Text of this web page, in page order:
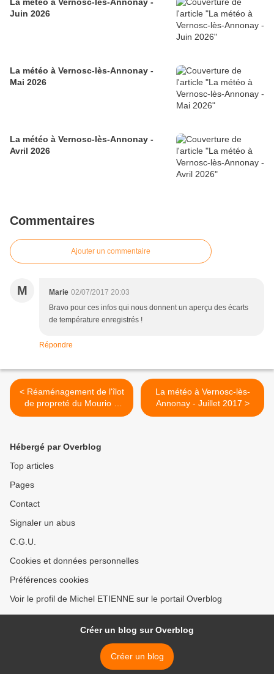
Juin 2026
La météo à Vernosc-lès-Annonay -
Mai 2026
La météo à Vernosc-lès-Annonay -
Avril 2026
Commentaires
Ajouter un commentaire
M Marie 02/07/2017 20:03
Bravo pour ces infos qui nous donnent un aperçu des écarts
de température enregistrés !
Répondre
< Réaménagement de l'îlot
de propreté du Mourio à
Vernosc-lès-Annonay
La météo à Vernosc-lès-
Annonay - Juillet 2017 >
Hébergé par Overblog
Top articles
Pages
Contact
Signaler un abus
C.G.U.
Cookies et données personnelles
Préférences cookies
Voir le profil de Michel ETIENNE sur le portail Overblog
Créer un blog sur Overblog
Créer un blog